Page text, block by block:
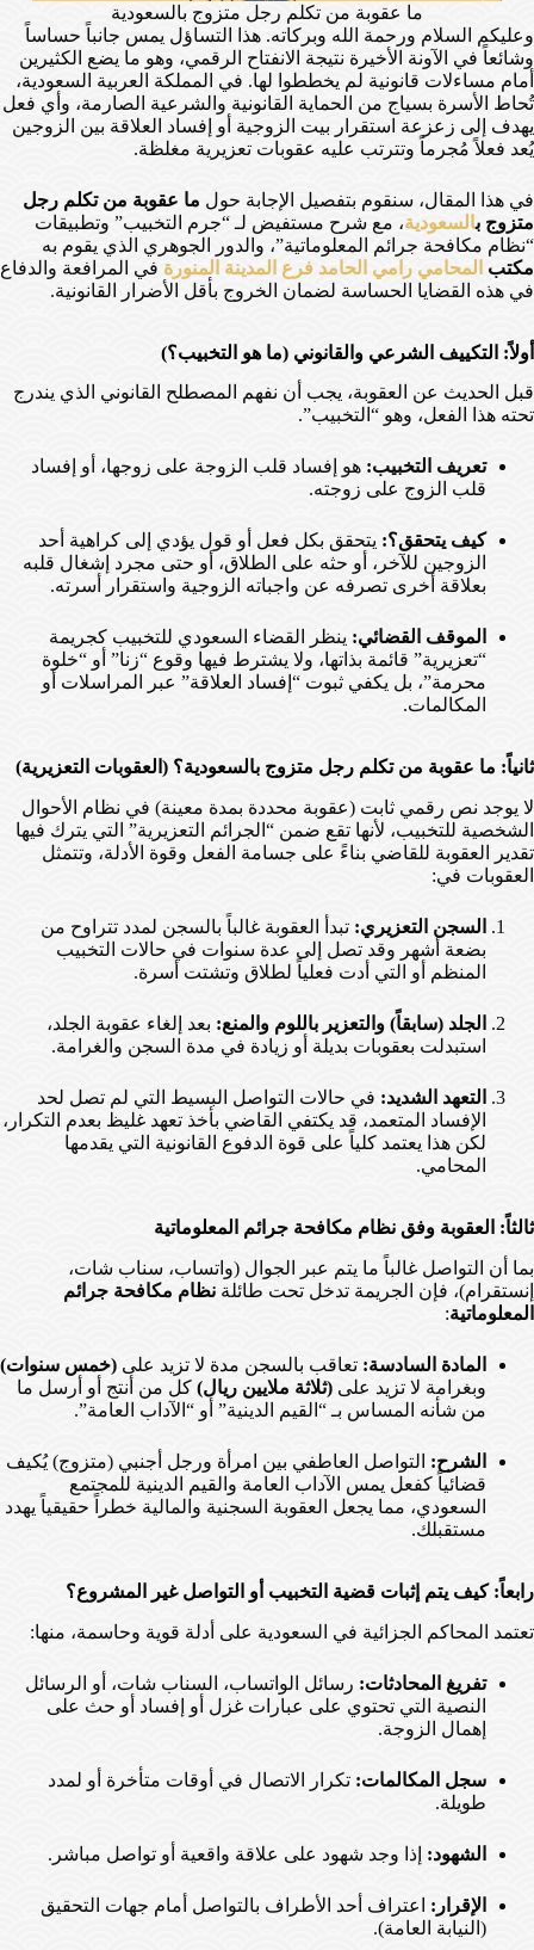
ما عقوبة من تكلم رجل متزوج بالسعودية
وعليكم السلام ورحمة الله وبركاته. هذا التساؤل يمس جانباً حساساً
وشائعاً في الآونة الأخيرة نتيجة الانفتاح الرقمي، وهو ما يضع الكثيرين
أمام مساءلات قانونية لم يخططوا لها. في المملكة العربية السعودية،
تُحاط الأسرة بسياج من الحماية القانونية والشرعية الصارمة، وأي فعل
يهدف إلى زعزعة استقرار بيت الزوجية أو إفساد العلاقة بين الزوجين
يُعد فعلاً مُجرماً وتترتب عليه عقوبات تعزيرية مغلظة.
في هذا المقال، سنقوم بتفصيل الإجابة حول ما عقوبة من تكلم رجل
متزوج بالسعودية، مع شرح مستفيض لـ “جرم التخبيب” وتطبيقات
“نظام مكافحة جرائم المعلوماتية”، والدور الجوهري الذي يقوم به
مكتب المحامي رامي الحامد فرع المدينة المنورة في المرافعة والدفاع
في هذه القضايا الحساسة لضمان الخروج بأقل الأضرار القانونية.
أولاً: التكييف الشرعي والقانوني (ما هو التخبيب؟)
قبل الحديث عن العقوبة، يجب أن نفهم المصطلح القانوني الذي يندرج
تحته هذا الفعل، وهو “التخبيب”.
تعريف التخبيب: هو إفساد قلب الزوجة على زوجها، أو إفساد
قلب الزوج على زوجته.
كيف يتحقق؟: يتحقق بكل فعل أو قول يؤدي إلى كراهية أحد
الزوجين للآخر، أو حثه على الطلاق، أو حتى مجرد إشغال قلبه
بعلاقة أخرى تصرفه عن واجباته الزوجية واستقرار أسرته.
الموقف القضائي: ينظر القضاء السعودي للتخبيب كجريمة
“تعزيرية” قائمة بذاتها، ولا يشترط فيها وقوع “زنا” أو “خلوة
محرمة”، بل يكفي ثبوت “إفساد العلاقة” عبر المراسلات أو
المكالمات.
ثانياً: ما عقوبة من تكلم رجل متزوج بالسعودية؟ (العقوبات التعزيرية)
لا يوجد نص رقمي ثابت (عقوبة محددة بمدة معينة) في نظام الأحوال
الشخصية للتخبيب، لأنها تقع ضمن “الجرائم التعزيرية” التي يترك فيها
تقدير العقوبة للقاضي بناءً على جسامة الفعل وقوة الأدلة، وتتمثل
العقوبات في:
السجن التعزيري: تبدأ العقوبة غالباً بالسجن لمدد تتراوح من
بضعة أشهر وقد تصل إلى عدة سنوات في حالات التخبيب
المنظم أو التي أدت فعلياً لطلاق وتشتت أسرة.
الجلد (سابقاً) والتعزير باللوم والمنع: بعد إلغاء عقوبة الجلد،
استبدلت بعقوبات بديلة أو زيادة في مدة السجن والغرامة.
التعهد الشديد: في حالات التواصل البسيط التي لم تصل لحد
الإفساد المتعمد، قد يكتفي القاضي بأخذ تعهد غليظ بعدم التكرار،
لكن هذا يعتمد كلياً على قوة الدفوع القانونية التي يقدمها
المحامي.
ثالثاً: العقوبة وفق نظام مكافحة جرائم المعلوماتية
بما أن التواصل غالباً ما يتم عبر الجوال (واتساب، سناب شات،
إنستقرام)، فإن الجريمة تدخل تحت طائلة نظام مكافحة جرائم
المعلوماتية:
المادة السادسة: تعاقب بالسجن مدة لا تزيد على (خمس سنوات)
وبغرامة لا تزيد على (ثلاثة ملايين ريال) كل من أنتج أو أرسل ما
من شأنه المساس بـ “القيم الدينية” أو “الآداب العامة”.
الشرح: التواصل العاطفي بين امرأة ورجل أجنبي (متزوج) يُكيف
قضائياً كفعل يمس الآداب العامة والقيم الدينية للمجتمع
السعودي، مما يجعل العقوبة السجنية والمالية خطراً حقيقياً يهدد
مستقبلك.
رابعاً: كيف يتم إثبات قضية التخبيب أو التواصل غير المشروع؟
تعتمد المحاكم الجزائية في السعودية على أدلة قوية وحاسمة، منها:
تفريغ المحادثات: رسائل الواتساب، السناب شات، أو الرسائل
النصية التي تحتوي على عبارات غزل أو إفساد أو حث على
إهمال الزوجة.
سجل المكالمات: تكرار الاتصال في أوقات متأخرة أو لمدد
طويلة.
الشهود: إذا وجد شهود على علاقة واقعية أو تواصل مباشر.
الإقرار: اعتراف أحد الأطراف بالتواصل أمام جهات التحقيق
(النيابة العامة).